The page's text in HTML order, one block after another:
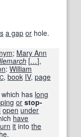
a gap or hole.
; Mary Ann
[…],
: William
, book IV, page
which has long
or stop-
open under
have
it intothe